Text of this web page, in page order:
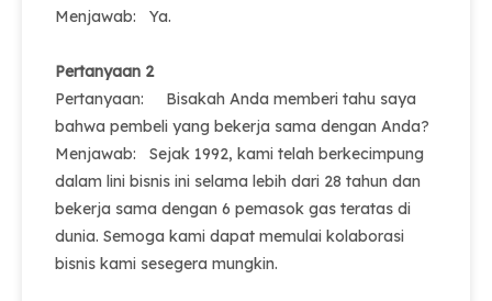
Menjawab: Ya.
Pertanyaan 2
Pertanyaan: Bisakah Anda memberi tahu saya
bahwa pembeli yang bekerja sama dengan Anda?
Menjawab: Sejak 1992, kami telah berkecimpung
dalam lini bisnis ini selama lebih dari 28 tahun dan
bekerja sama dengan 6 pemasok gas teratas di
dunia. Semoga kami dapat memulai kolaborasi
bisnis kami sesegera mungkin.